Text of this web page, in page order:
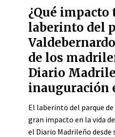
¿Qué impacto
laberinto del
de los
Diario
inauguración
El laberinto del parque
gran impacto en la vida
el Diario Madrileño desde